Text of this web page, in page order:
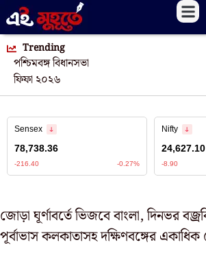
Trending
পশ্চিমবঙ্গ বিধানসভা
ফিফা ২০২৬
জোড়া ঘূর্ণাবর্তে ভিজবে বাংলা, দিনভর
পূর্বাভাস কলকাতাসহ দক্ষিণবঙ্গের